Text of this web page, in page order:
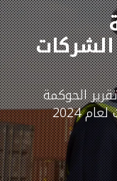
الحوكمة
2024